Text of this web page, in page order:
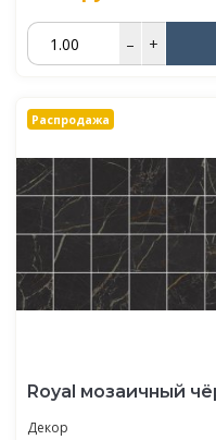
– +
Распродажа
Royal мозаичный
Декор